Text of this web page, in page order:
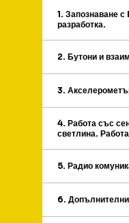
1. Запознаване
разработка.
2. Бутони и
3.
4. Работа със
светлина.
5. Радио
6.